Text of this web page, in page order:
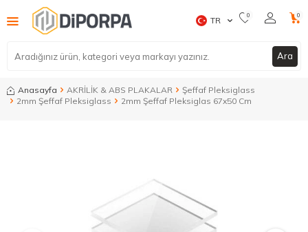
Ara
TR 0 0
Anasayfa AKRİLİK & ABS PLAKALAR
Şeffaf Pleksiglass
2mm Şeffaf Pleksiglass
2mm Şeffaf Pleksiglas 67x50 Cm